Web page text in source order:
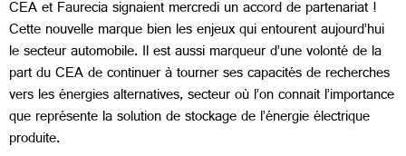
CEA et Faurecia signaient mercredi un accord de partenariat !
Cette nouvelle marque bien les enjeux qui entourent aujourd’hui
le secteur automobile. Il est aussi marqueur d’une volonté de la
part du CEA de continuer à tourner ses capacités de recherches
vers les énergies alternatives, secteur où l’on connait l’importance
que représente la solution de stockage de l’énergie électrique
produite.